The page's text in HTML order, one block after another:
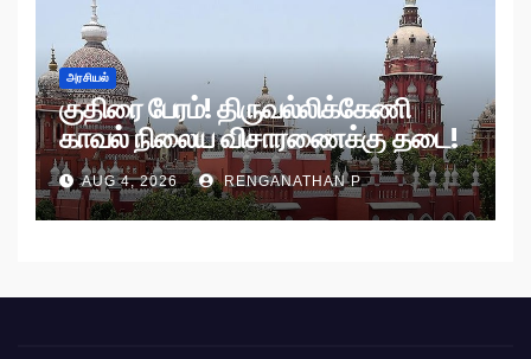
அரசியல்
குதிரை பேரம்! திருவல்லிக்கேணி
காவல் நிலைய விசாரணைக்கு தடை!
AUG 4, 2026 RENGANATHAN P